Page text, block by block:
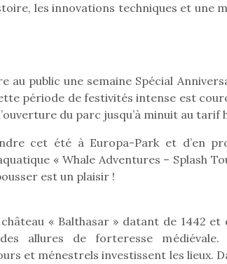
les innovations techniques et une
au public une semaine Spécial
période de festivités intense est
du parc jusqu’à minuit au tarif
cet été à Europa-Park et d’en
« Whale Adventures – Splash
est un plaisir !
« Balthasar » datant de 1442
allures de forteresse médiévale.
et ménestrels investissent les lieux.